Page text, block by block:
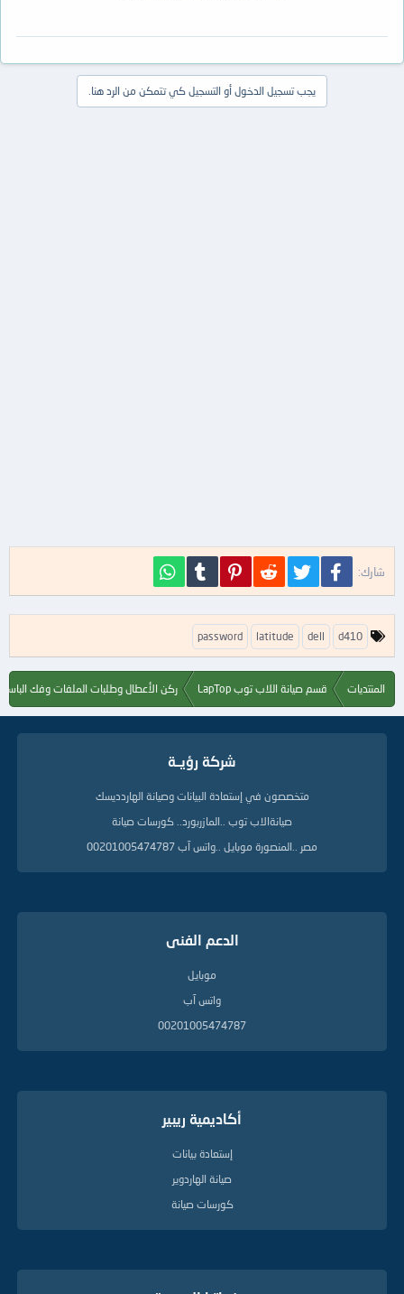
يجب تسجيل الدخول أو التسجيل كي تتمكن من الرد هنا.
شارك: فيسبوك تويتر Reddit
Pinterest
Tumblr
ا
ل
م
ا
d410
dell
latitude
password
المنتديات قسم صيانة اللاب توب LapTop ركن الأعطال وطلبات الملفات وفك
شركة رؤيــة
متخصصون في إستعادة البيانات وصيانة الهاردديسك
صيانةالاب توب ..المازربورد.. كورسات صيانة
مصر ..المنصورة موبايل ..واتس آب 00201005474787
الدعم الفنى
موبايل
واتس آب
00201005474787
أكاديمية ريبير
إستعادة بيانات
صيانة الهاردوير
كورسات صيانة